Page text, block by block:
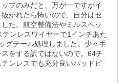
プのみだと、万が一ですがイ
かれたら怖いので、自分はセ
た。航空整備法やミルスペッ
ンレスワイヤーで1インチあた
グテール処理しました。少々手
をする訳ではないので。64チ
ンレスでも充分良いパッドピ